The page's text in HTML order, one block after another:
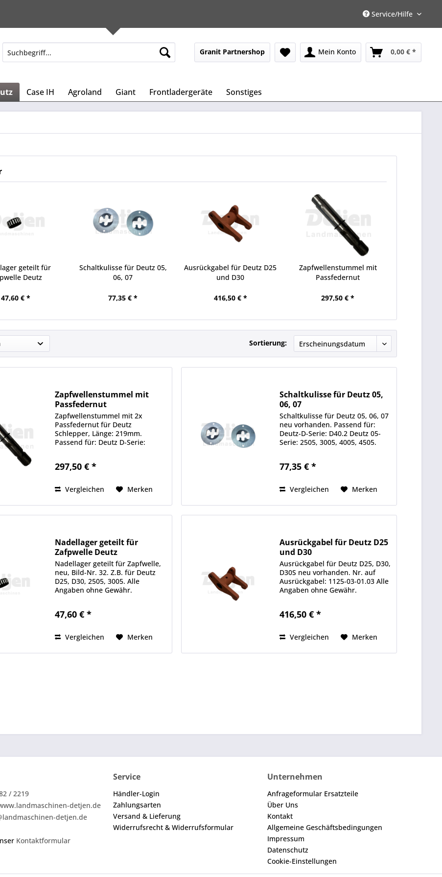
Service/Hilfe
Granit Partnershop Mein Konto 0,00 € *
Case IH Agroland Giant Frontladergeräte Sonstiges
geteilt für
Deutz
47,60 € *
Schaltkulisse für Deutz 05,
06, 07
77,35 € *
Ausrückgabel für Deutz D25
und D30
416,50 € *
Zapfwellenstummel mit
Passfedernut
297,50 € *
Sortierung:
Zapfwellenstummel mit
Passfedernut
Zapfwellenstummel mit 2x
Passfedernut für Deutz
Schlepper, Länge: 219mm.
Passend für: Deutz D-Serie:
Angaben ohne Gewähr.
Detjen...
297,50 € *
Vergleichen Merken
Schaltkulisse für Deutz 05,
06, 07
Schaltkulisse für Deutz 05, 06, 07
neu vorhanden. Passend für:
Deutz-D-Serie: D40.2 Deutz 05-
Serie: 2505, 3005, 4005, 4505.
4007, 4507, 4807. Alle Angaben
77,35 € *
Vergleichen Merken
Nadellager geteilt für
Zafpwelle Deutz
Nadellager geteilt für Zapfwelle,
neu, Bild-Nr. 32. Z.B. für Deutz
D25, D30, 2505, 3005. Alle
Angaben ohne Gewähr.
Co. KG Scheeßeler Str. 1, 27419
47,60 € *
Vergleichen Merken
Ausrückgabel für Deutz D25
und D30
Ausrückgabel für Deutz D25, D30,
D30S neu vorhanden. Nr. auf
Ausrückgabel: 1125-03-01.03 Alle
Angaben ohne Gewähr.
Co. KG Scheeßeler Str. 1, 27419
416,50 € *
Vergleichen Merken
/ 2219
detjen.de
detjen.de
Kontaktformular
Service
Händler-Login
Zahlungsarten
Versand & Lieferung
Widerrufsrecht & Widerrufsformular
Unternehmen
Anfrageformular Ersatzteile
Über Uns
Kontakt
Allgemeine Geschäftsbedingungen
Impressum
Datenschutz
Cookie-Einstellungen